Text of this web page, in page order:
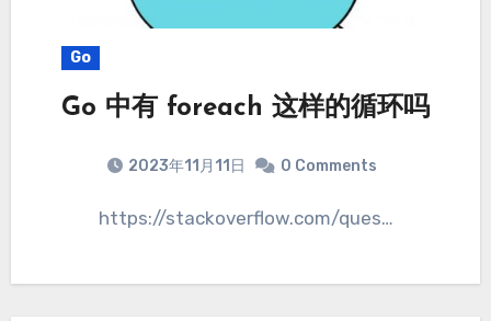
Go
Go 中有 foreach 这样的循环吗
2023年11月11日 0 Comments
https://stackoverflow.com/ques…